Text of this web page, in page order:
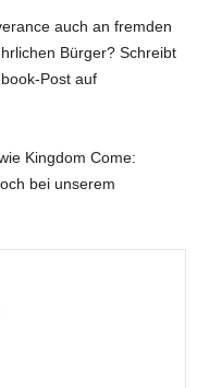
auch an fremden
Bürger? Schreibt
Post auf
Kingdom Come:
bei unserem